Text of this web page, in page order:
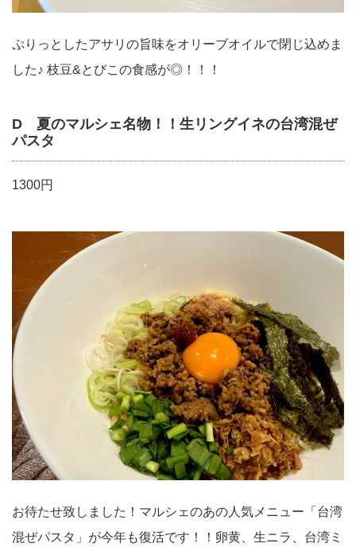
ぷりっとしたアサリの旨味をオリーブオイルで閉じ込めま
した♪ 枝豆&とびこの食感が◎！！！
D 夏のマルシェ名物！！生リングイネの台湾混ぜ
パスタ
1300円
お待たせ致しました！マルシェのあの人気メニュー「台湾
混ぜパスタ」が今年も復活です！！卵黄、生ニラ、台湾ミ